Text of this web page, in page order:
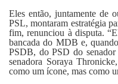
Eles então, juntamente de
PSL, montaram estratégia
fim, renunciou à disputa.
bancada do MDB e,
PSDB, do PSD do
senadora Soraya
como um ícone, mas como